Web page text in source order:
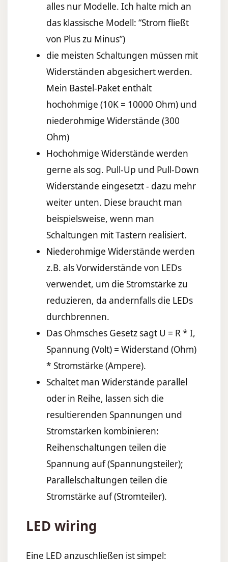
alles nur Modelle. Ich halte mich an
das klassische Modell: “Strom fließt
von Plus zu Minus”)
die meisten Schaltungen müssen mit
Widerständen abgesichert werden.
Mein Bastel-Paket enthält
hochohmige (10K = 10000 Ohm) und
niederohmige Widerstände (300
Ohm)
Hochohmige Widerstände werden
gerne als sog. Pull-Up und Pull-Down
Widerstände eingesetzt - dazu mehr
weiter unten. Diese braucht man
beispielsweise, wenn man
Schaltungen mit Tastern realisiert.
Niederohmige Widerstände werden
z.B. als Vorwiderstände von LEDs
verwendet, um die Stromstärke zu
reduzieren, da andernfalls die LEDs
durchbrennen.
Das Ohmsches Gesetz sagt U = R * I,
Spannung (Volt) = Widerstand (Ohm)
* Stromstärke (Ampere).
Schaltet man Widerstände parallel
oder in Reihe, lassen sich die
resultierenden Spannungen und
Stromstärken kombinieren:
Reihenschaltungen teilen die
Spannung auf (Spannungsteiler);
Parallelschaltungen teilen die
Stromstärke auf (Stromteiler).
LED wiring
Eine LED anzuschließen ist simpel: